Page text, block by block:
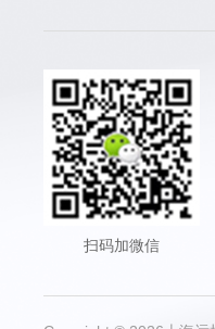
扫码加微信